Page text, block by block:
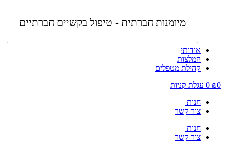
מיומנות חברתית - טיפול בקשיים חברתיים
אודותי
המלצות
קהילת מטפלים
₪0
0 עגלת קניות
חנות |
צור קשר
חנות |
צור קשר